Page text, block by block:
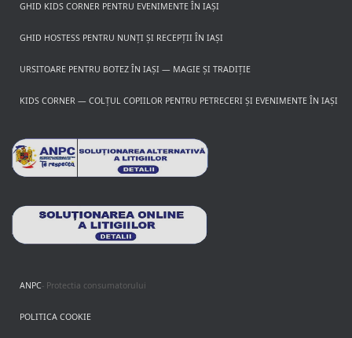
GHID KIDS CORNER PENTRU EVENIMENTE ÎN IAȘI
GHID HOSTESS PENTRU NUNȚI ȘI RECEPȚII ÎN IAȘI
URSITOARE PENTRU BOTEZ ÎN IAȘI — MAGIE ȘI TRADIȚIE
KIDS CORNER — COLȚUL COPIILOR PENTRU PETRECERI ȘI EVENIMENTE ÎN IAȘI
ANPC- Protectia consumatorului
POLITICA COOKIE